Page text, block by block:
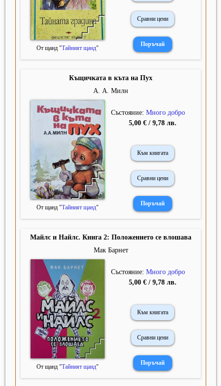
От щанд "Тайният щанд"
Сравни цени
Къщичката в къта на Пух
А. А. Милн
От щанд "Тайният щанд"
Състояние: Много добро
5,00 € / 9,78 лв.
Към книгата
Сравни цени
Майлс и Найлс. Книга 2: Положението се влошава
Мак Барнет
От щанд "Тайният щанд"
Състояние: Много добро
5,00 € / 9,78 лв.
Към книгата
Сравни цени